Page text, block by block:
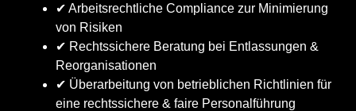
✔ Arbeitsrechtliche Compliance zur Minimierung
von Risiken
✔ Rechtssichere Beratung bei Entlassungen &
Reorganisationen
✔ Überarbeitung von betrieblichen Richtlinien für
eine rechtssichere & faire Personalführung